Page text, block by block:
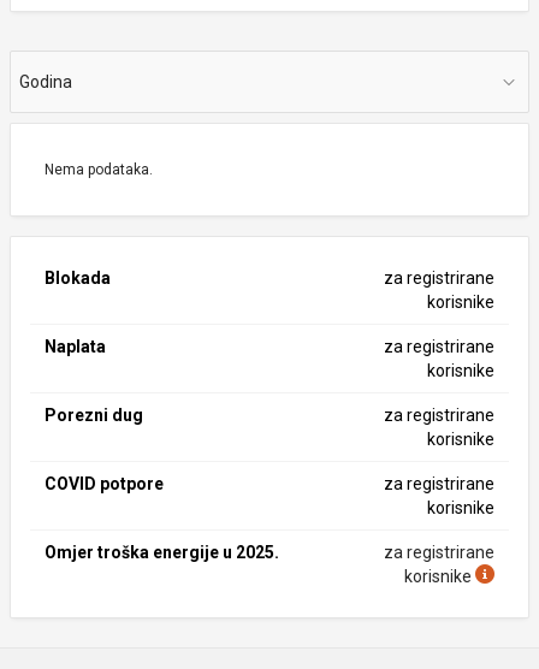
Godina
Nema podataka.
Blokada
za registrirane
korisnike
Naplata
za registrirane
korisnike
Porezni dug
za registrirane
korisnike
COVID potpore
za registrirane
korisnike
Omjer troška energije u 2025.
za registrirane
korisnike